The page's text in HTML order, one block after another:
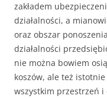
zakładem
działalności, a
oraz obszar
działalności
nie można bowiem
koszów, ale też
wszystkim przestrzeń